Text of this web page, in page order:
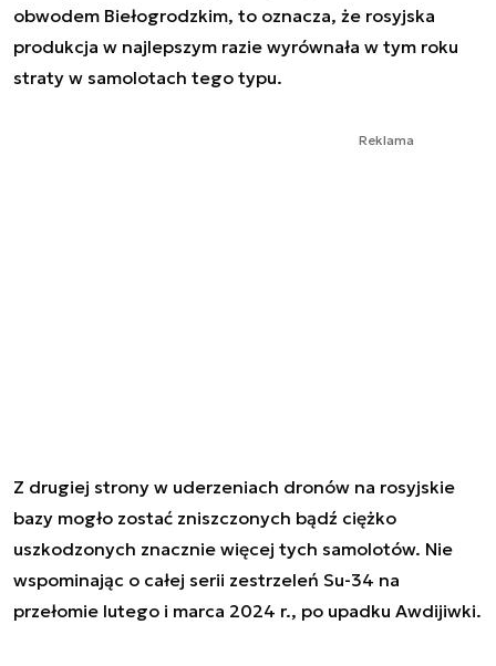
obwodem Biełogrodzkim, to oznacza, że rosyjska
produkcja w najlepszym razie wyrównała w tym roku
straty w samolotach tego typu.
Reklama
Z drugiej strony w uderzeniach dronów na rosyjskie
bazy mogło zostać zniszczonych bądź ciężko
uszkodzonych znacznie więcej tych samolotów. Nie
wspominając o całej serii zestrzeleń Su-34 na
przełomie lutego i marca 2024 r., po upadku Awdijiwki.